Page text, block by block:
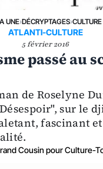
UNE›DÉCRYPTAGES›CULTURE
ATLANTI-CULTURE
5 février 2016
passé au
de Roselyne
sur le
fascinant
Cousin pour Culture-